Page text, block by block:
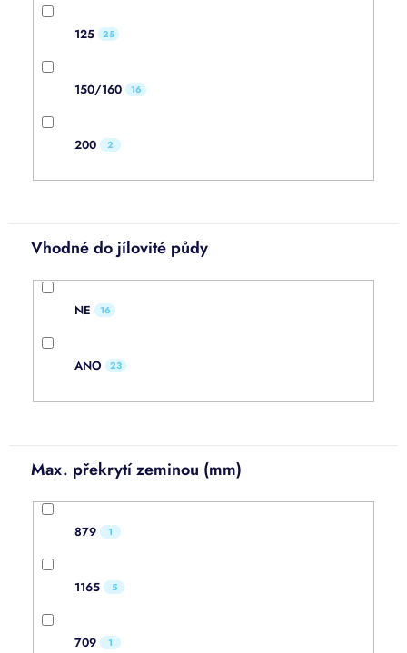
125 25
150/160 16
200 2
Vhodné do jílovité půdy
NE 16
ANO 23
Max. překrytí zeminou (mm)
879 1
1165 5
709 1